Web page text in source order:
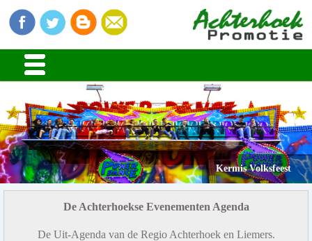
Kermis Volksfeest
De Achterhoekse Evenementen Agenda
De Uit-Agenda van de Regio Achterhoek en Liemers.